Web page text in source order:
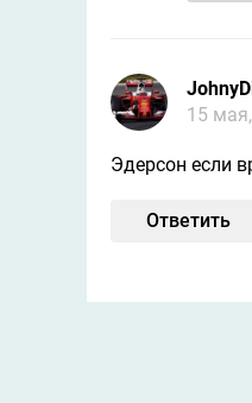
15
Эдерсон если
Ответить